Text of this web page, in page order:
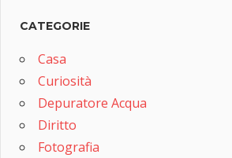
CATEGORIE
Casa
Curiosità
Depuratore Acqua
Diritto
Fotografia